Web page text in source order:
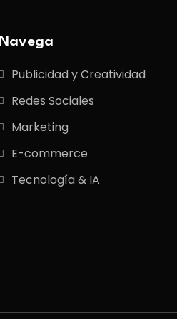
Navega
Publicidad y Creatividad
Redes Sociales
Marketing
E-commerce
Tecnología & IA